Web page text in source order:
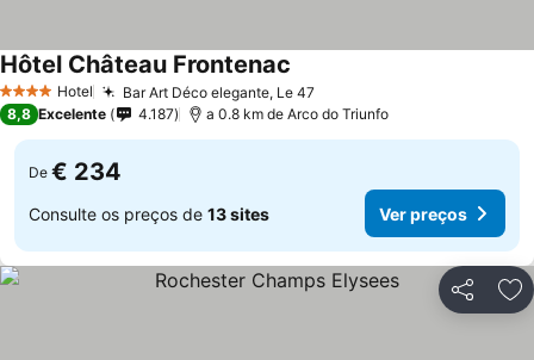
4 EstrelasHotel Bar Art Déco elegante, Le 47
Hôtel Château Frontenac
8,8 Excelente 4.187 a 0.8 km de Arco do Triunfo
De € 234
Consulte os preços de 13 sites Ver preços
Partilhar